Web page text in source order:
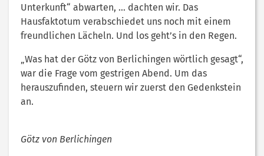
Unterkunft“ abwarten, … dachten wir. Das
Hausfaktotum verabschiedet uns noch mit einem
freundlichen Lächeln. Und los geht’s in den Regen.
„Was hat der Götz von Berlichingen wörtlich gesagt“,
war die Frage vom gestrigen Abend. Um das
herauszufinden, steuern wir zuerst den Gedenkstein
an.
Götz von Berlichingen